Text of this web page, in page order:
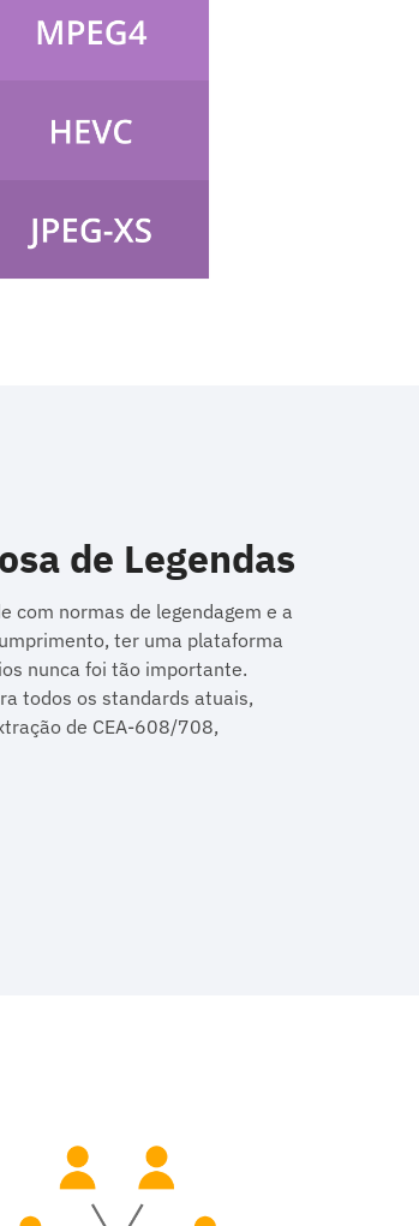
de Legendas
com normas de legendagem e a
ter uma plataforma
nunca foi tão importante.
todos os standards atuais,
de CEA-608/708,